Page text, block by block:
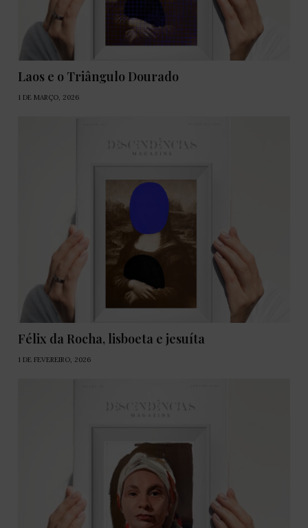
Laos e o Triângulo Dourado
1 DE MARÇO, 2026
Félix da Rocha, lisboeta e jesuíta
1 DE FEVEREIRO, 2026